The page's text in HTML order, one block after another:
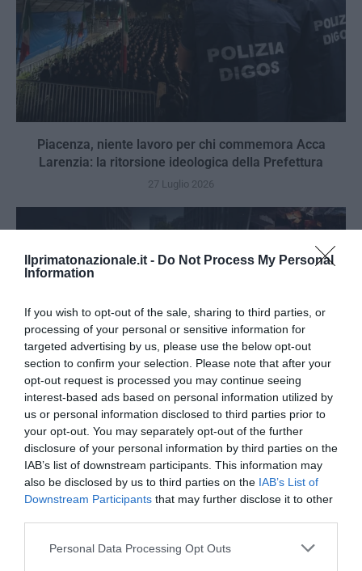
Ilprimatonazionale.it - Do Not Process My Personal
Information
If you wish to opt-out of the sale, sharing to third parties, or
processing of your personal or sensitive information for
targeted advertising by us, please use the below opt-out
section to confirm your selection. Please note that after your
opt-out request is processed you may continue seeing
interest-based ads based on personal information utilized by
us or personal information disclosed to third parties prior to
your opt-out. You may separately opt-out of the further
disclosure of your personal information by third parties on the
IAB’s list of downstream participants. This information may
also be disclosed by us to third parties on the IAB’s List of
Downstream Participants that may further disclose it to other
Please note that this website/app uses one or more Google
Personal Data Processing Opt Outs
Piacenza, niente lavoro per chi commemora Acca
Larenzia: la ritorsione ideologica della Prefettura
27 Luglio 2026
Berlino, l’islamismo colpisce il Pride: il perpetuo
fallimento dell’integrazione
27 Luglio 2026